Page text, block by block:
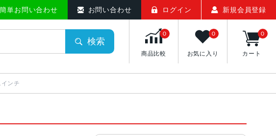
単お問い合わせ お問い合わせ ログイン 新規会員登録
検索
商品比較
0
お気に入り
0
カート
0
ンチ